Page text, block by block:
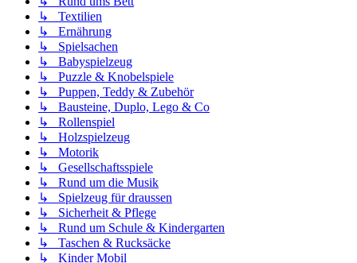
↳ Textilien
↳ Ernährung
↳ Spielsachen
↳ Babyspielzeug
↳ Puzzle & Knobelspiele
↳ Puppen, Teddy & Zubehör
↳ Bausteine, Duplo, Lego & Co
↳ Rollenspiel
↳ Holzspielzeug
↳ Motorik
↳ Gesellschaftsspiele
↳ Rund um die Musik
↳ Spielzeug für draussen
↳ Sicherheit & Pflege
↳ Rund um Schule & Kindergarten
↳ Taschen & Rucksäcke
↳ Kinder Mobil